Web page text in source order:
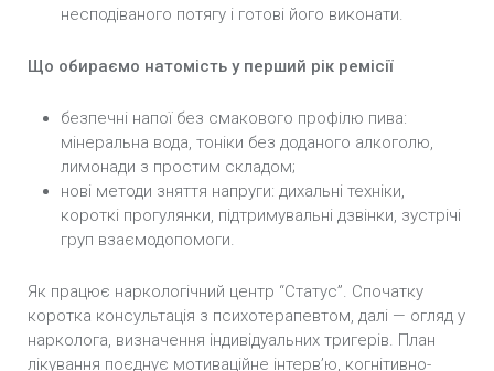
несподіваного потягу і готові його виконати.
Що обираємо натомість у перший рік ремісії
безпечні напої без смакового профілю пива:
мінеральна вода, тоніки без доданого алкоголю,
лимонади з простим складом;
нові методи зняття напруги: дихальні техніки,
короткі прогулянки, підтримувальні дзвінки, зустрічі
груп взаємодопомоги.
Як працює наркологічний центр “Статус”. Спочатку
коротка консультація з психотерапевтом, далі — огляд у
нарколога, визначення індивідуальних тригерів. План
лікування поєднує мотиваційне інтерв’ю, когнітивно-